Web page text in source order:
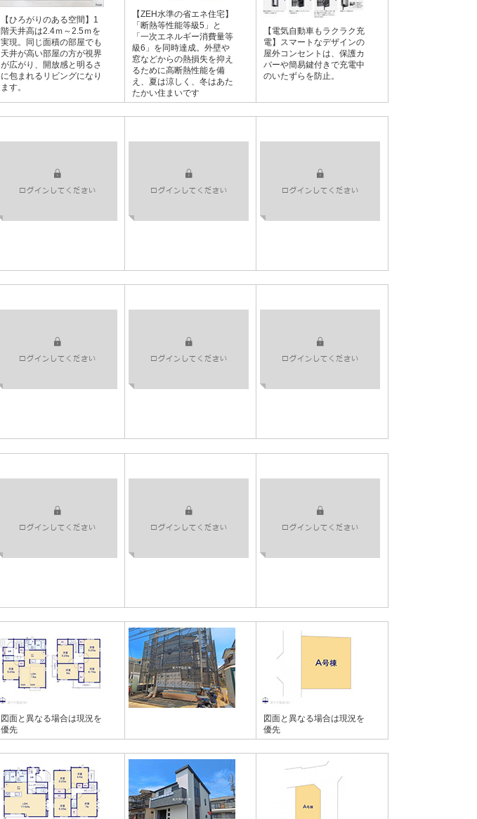
【ひろがりのある空間】1
階天井高は2.4ｍ～2.5ｍを
実現。同じ面積の部屋でも
天井が高い部屋の方が視界
が広がり、開放感と明るさ
に包まれるリビングになり
ます。
【ZEH水準の省エネ住宅】
「断熱等性能等級5」と
「一次エネルギー消費量等
級6」を同時達成。外壁や
窓などからの熱損失を抑え
るために高断熱性能を備
え、夏は涼しく、冬はあた
たかい住まいです
【電気自動車もラクラク充
電】スマートなデザインの
屋外コンセントは、保護カ
バーや簡易鍵付きで充電中
のいたずらを防止。
図面と異なる場合は現況を
優先
図面と異なる場合は現況を
優先